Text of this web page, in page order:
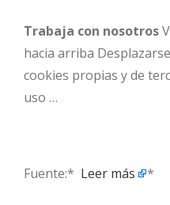
Trabaja con nosotros
hacia arriba
cookies propias y de
uso …
Fuente:* ​ Leer más *